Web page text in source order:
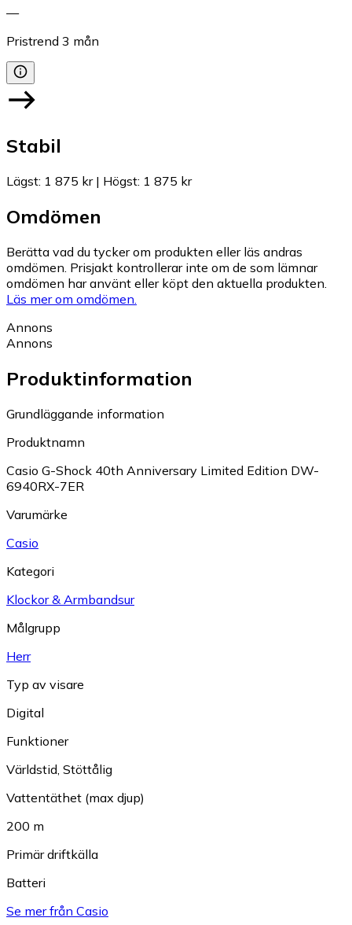
—
Pristrend 3 mån
Stabil
Lägst: 1 875 kr| Högst: 1 875 kr
Omdömen
Berätta vad du tycker om produkten eller läs andras
omdömen. Prisjakt kontrollerar inte om de som lämnar
omdömen har använt eller köpt den aktuella produkten.
Läs mer om omdömen.
Annons
Annons
Produktinformation
Grundläggande information
Produktnamn
Casio G-Shock 40th Anniversary Limited Edition DW-
6940RX-7ER
Varumärke
Casio
Kategori
Klockor & Armbandsur
Målgrupp
Herr
Typ av visare
Digital
Funktioner
Världstid Stöttålig
Vattentäthet (max djup)
200 m
Primär driftkälla
Batteri
Se mer från Casio